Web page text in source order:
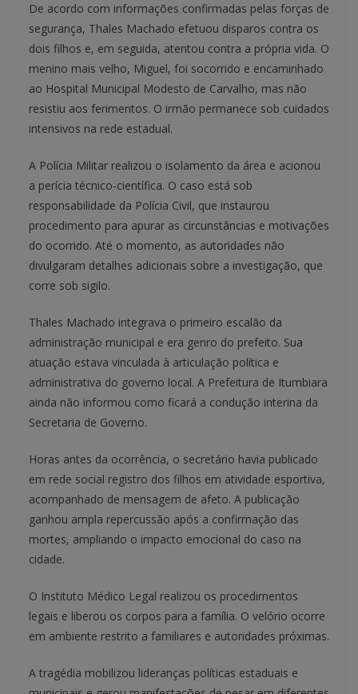
De acordo com informações confirmadas pelas forças de
segurança, Thales Machado efetuou disparos contra os
dois filhos e, em seguida, atentou contra a própria vida. O
menino mais velho, Miguel, foi socorrido e encaminhado
ao Hospital Municipal Modesto de Carvalho, mas não
resistiu aos ferimentos. O irmão permanece sob cuidados
intensivos na rede estadual.
A Polícia Militar realizou o isolamento da área e acionou
a perícia técnico-científica. O caso está sob
responsabilidade da Polícia Civil, que instaurou
procedimento para apurar as circunstâncias e motivações
do ocorrido. Até o momento, as autoridades não
divulgaram detalhes adicionais sobre a investigação, que
corre sob sigilo.
Thales Machado integrava o primeiro escalão da
administração municipal e era genro do prefeito. Sua
atuação estava vinculada à articulação política e
administrativa do governo local. A Prefeitura de Itumbiara
ainda não informou como ficará a condução interina da
Secretaria de Governo.
Horas antes da ocorrência, o secretário havia publicado
em rede social registro dos filhos em atividade esportiva,
acompanhado de mensagem de afeto. A publicação
ganhou ampla repercussão após a confirmação das
mortes, ampliando o impacto emocional do caso na
cidade.
O Instituto Médico Legal realizou os procedimentos
legais e liberou os corpos para a família. O velório ocorre
em ambiente restrito a familiares e autoridades próximas.
A tragédia mobilizou lideranças políticas estaduais e